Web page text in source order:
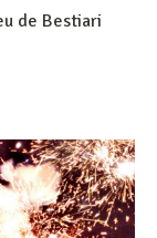
de Bestiari